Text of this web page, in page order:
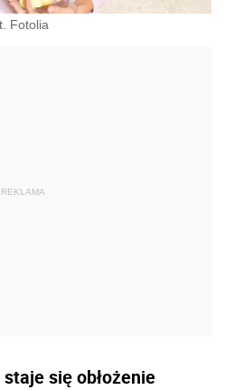
Fotolia
się obłożenie